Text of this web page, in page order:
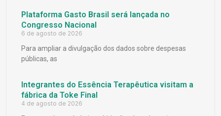
Plataforma Gasto Brasil será lançada no
Congresso Nacional
6 de agosto de 2026
Para ampliar a divulgação dos dados sobre despesas
públicas, as
Integrantes do Essência Terapêutica visitam a
fábrica da Toke Final
4 de agosto de 2026